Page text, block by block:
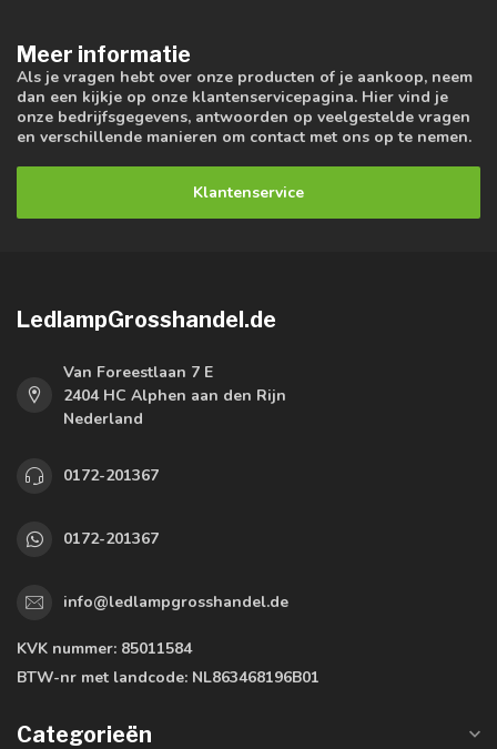
Meer informatie
Als je vragen hebt over onze producten of je aankoop, neem
dan een kijkje op onze klantenservicepagina. Hier vind je
onze bedrijfsgegevens, antwoorden op veelgestelde vragen
en verschillende manieren om contact met ons op te nemen.
Klantenservice
LedlampGrosshandel.de
Van Foreestlaan 7 E
2404 HC Alphen aan den Rijn
Nederland
0172-201367
0172-201367
info@ledlampgrosshandel.de
KVK nummer: 85011584
BTW-nr met landcode: NL863468196B01
Categorieën